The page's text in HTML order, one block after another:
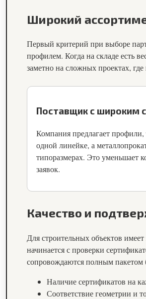
Широкий
Первый критерий при выборе
профилем. Когда на складе есть
заметно на сложных проектах,
Поставщик с широким
Компания предлагает
одной линейке, а
типоразмерах. Это уменьшает
заявок.
Качество и
Для строительных объектов
начинается с проверки
сопровождаются полным пакетом
Наличие сертификатов на
Соответствие геометрии и